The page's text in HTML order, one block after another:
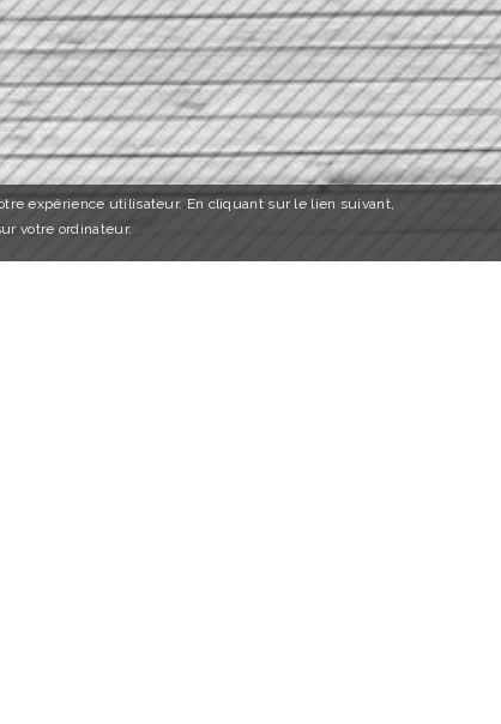
expérience utilisateur. En cliquant sur le lien suivant,
votre ordinateur.